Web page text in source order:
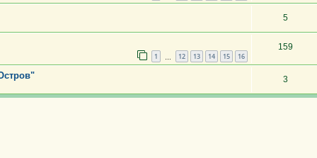
5
1 12 13 14 15 16
159
3